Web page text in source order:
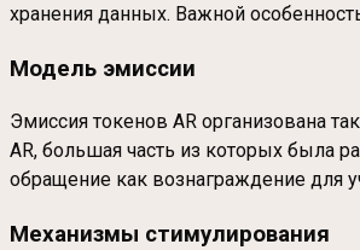
хранения данных. Важной
Модель эмиссии
Эмиссия токенов AR организована
AR, большая часть из которых была
обращение как вознаграждение для
Механизмы стимулирования